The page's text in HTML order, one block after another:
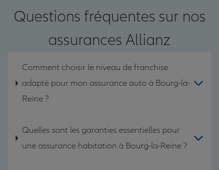
Questions fréquentes sur nos
assurances Allianz
Comment choisir le niveau de franchise
adapté pour mon assurance auto à Bourg-la-
Reine ?
Quelles sont les garanties essentielles pour
une assurance habitation à Bourg-la-Reine ?